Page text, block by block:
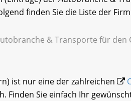
finden Sie die Liste der
& Transporte für den
ist nur eine der zahlreichen
Finden Sie einfach Ihr